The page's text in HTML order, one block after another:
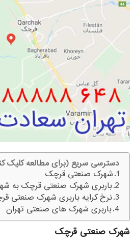
دسترسی سریع (برای مطالعه کلیک
شهرک صنعتی قرچک
باربری شهرک صنعتی قرچک به
نرخ کرایه باربری شهرک صنعتی
باربری شهرک های صنعتی تهران
شهرک صنعتی قرچک